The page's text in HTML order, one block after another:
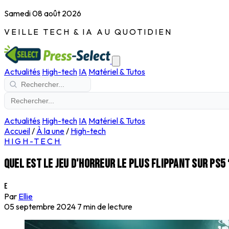
Samedi 08 août 2026
VEILLE TECH & IA AU QUOTIDIEN
Actualités High-tech IA Matériel & Tutos
Actualités High-tech IA Matériel & Tutos
Accueil/ À la une/ High-tech
HIGH-TECH
Quel est le jeu d'horreur le plus flippant sur PS5
E
Par Ellie
05 septembre 2024 7 min de lecture